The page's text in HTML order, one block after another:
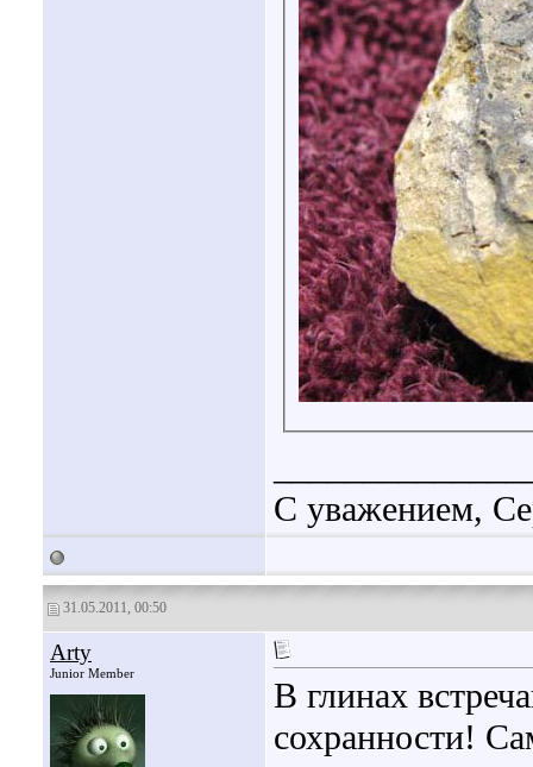
С уважением,
31.05.2011, 00:50
Arty
Junior Member
В глинах
сохранности!